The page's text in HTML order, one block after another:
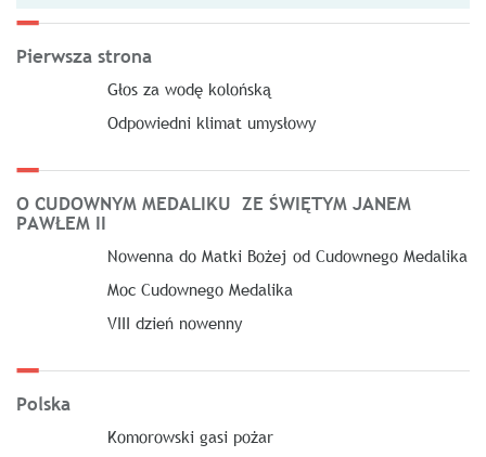
Pierwsza strona
Głos za wodę kolońską
Odpowiedni klimat umysłowy
O CUDOWNYM MEDALIKU ZE ŚWIĘTYM JANEM
PAWŁEM II
Nowenna do Matki Bożej od Cudownego Medalika
Moc Cudownego Medalika
VIII dzień nowenny
Polska
Komorowski gasi pożar